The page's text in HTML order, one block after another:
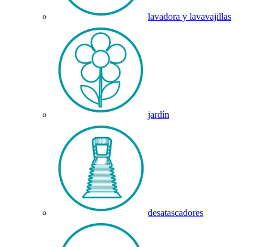
lavadora y lavavajillas
jardín
desatascadores